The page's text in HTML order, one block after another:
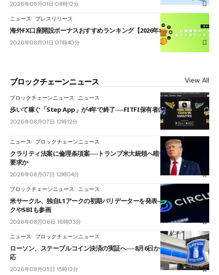
2026年08月01日 08時12分
ニュース プレスリリース
海外FX口座開設ボーナスおすすめランキング【2026年8月最新】
2026年08月01日 07時40分
ブロックチェーンニュース View All
ブロックチェーンニュース ニュース
歩いて稼ぐ「Step App」が4年で終了──FITFI保有者に対応呼びかけ
2026年08月07日 12時12分
ニュース ブロックチェーンニュース
クラリティ法案に倫理条項案──トランプ米大統領へ暗号資産事業の売却
要求か
2026年08月07日 12時04分
ブロックチェーンニュース ニュース
米サークル、独自L1アークの初期バリデーターを発表――ブラックロッ
クやSBIも参画
2026年08月06日 16時03分
ニュース ブロックチェーンニュース
ローソン、ステーブルコイン決済の実証へ──8月6日からJPYCやUSDC対
応
2026年08月05日 15時12分